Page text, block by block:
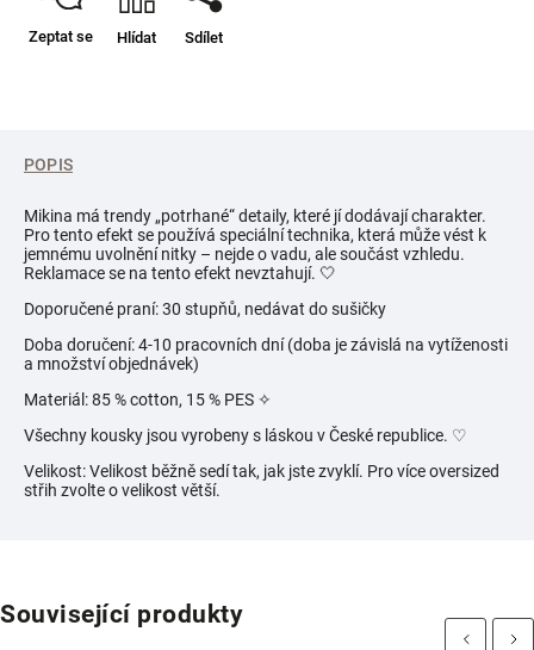
Zeptat se Hlídat Sdílet
POPIS
Mikina má trendy „potrhané“ detaily, které jí dodávají charakter.
Pro tento efekt se používá speciální technika, která může vést k
jemnému uvolnění nitky – nejde o vadu, ale součást vzhledu.
Reklamace se na tento efekt nevztahují. 🤍
Doporučené praní: 30 stupňů, nedávat do sušičky
Doba doručení: 4-10 pracovních dní (doba je závislá na vytíženosti
a množství objednávek)
Materiál: 85 % cotton, 15 % PES ✧
Všechny kousky jsou vyrobeny s láskou v České republice. ♡
Velikost: Velikost běžně sedí tak, jak jste zvyklí. Pro více oversized
střih zvolte o velikost větší.
Související produkty
Previous Next